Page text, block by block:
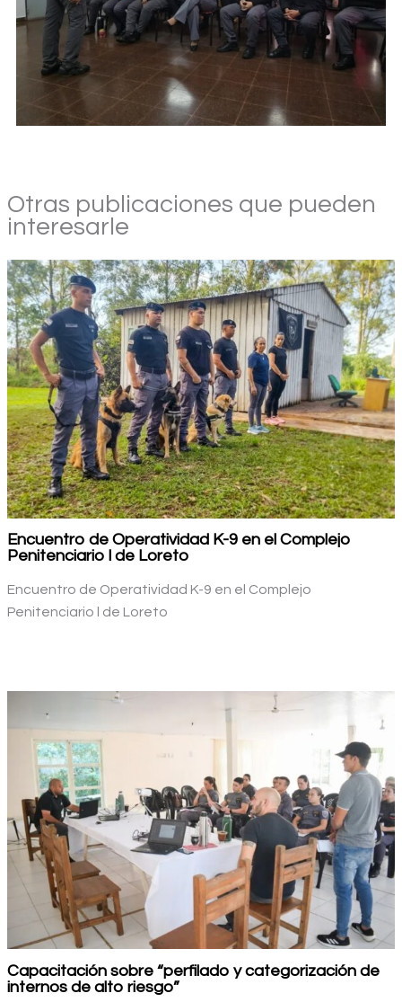
Otras publicaciones que pueden
interesarle
Encuentro de Operatividad K-9 en el Complejo
Penitenciario l de Loreto
Encuentro de Operatividad K-9 en el Complejo
Penitenciario l de Loreto
Capacitación sobre “perfilado y categorización de
internos de alto riesgo”